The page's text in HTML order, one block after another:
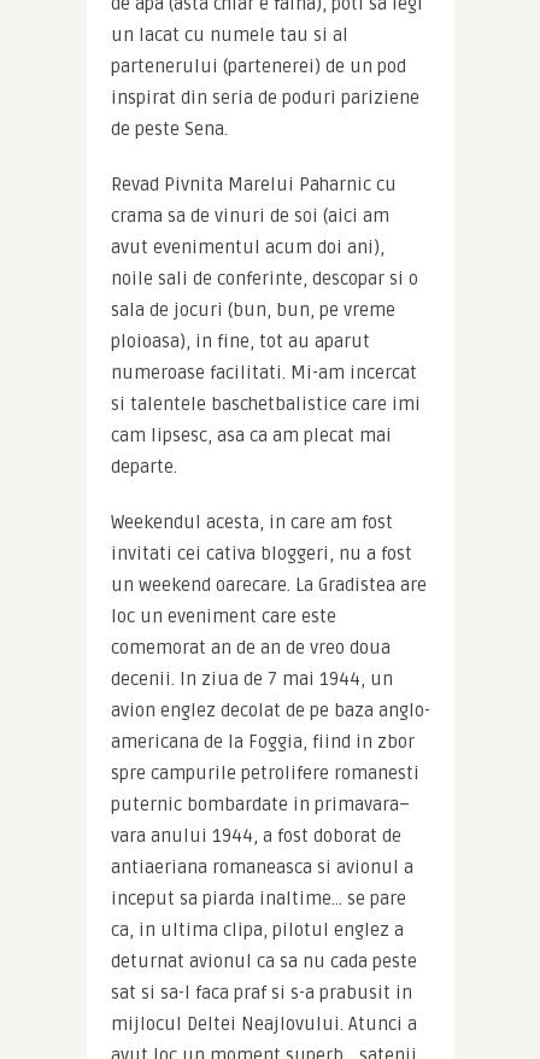
un lacat cu numele tau si al
partenerului (partenerei) de un pod
inspirat din seria de poduri pariziene
de peste Sena.
Revad Pivnita Marelui Paharnic cu
crama sa de vinuri de soi (aici am
avut evenimentul acum doi ani),
noile sali de conferinte, descopar si o
sala de jocuri (bun, bun, pe vreme
ploioasa), in fine, tot au aparut
numeroase facilitati. Mi-am incercat
si talentele baschetbalistice care imi
cam lipsesc, asa ca am plecat mai
departe.
Weekendul acesta, in care am fost
invitati cei cativa bloggeri, nu a fost
un weekend oarecare. La Gradistea are
loc un eveniment care este
comemorat an de an de vreo doua
decenii. In ziua de 7 mai 1944, un
avion englez decolat de pe baza anglo-
americana de la Foggia, fiind in zbor
spre campurile petrolifere romanesti
puternic bombardate in primavara–
vara anului 1944, a fost doborat de
antiaeriana romaneasca si avionul a
inceput sa piarda inaltime… se pare
ca, in ultima clipa, pilotul englez a
deturnat avionul ca sa nu cada peste
sat si sa-l faca praf si s-a prabusit in
mijlocul Deltei Neajlovului. Atunci a